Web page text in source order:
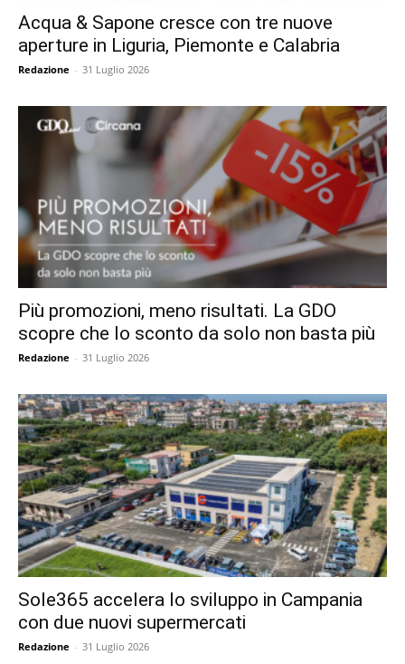
Acqua & Sapone cresce con tre nuove
aperture in Liguria, Piemonte e Calabria
Redazione - 31 Luglio 2026
Più promozioni, meno risultati. La GDO
scopre che lo sconto da solo non basta più
Redazione - 31 Luglio 2026
Sole365 accelera lo sviluppo in Campania
con due nuovi supermercati
Redazione - 31 Luglio 2026